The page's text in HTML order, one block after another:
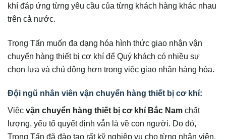
khí đáp ứng từng yêu cầu của từng khách hàng khác nhau
trên cả nước.
Trọng Tấn muốn đa dạng hóa hình thức giao nhận vận
chuyển hàng thiết bị cơ khí để Quý khách có nhiều sự
chọn lựa và chủ động hơn trong việc giao nhận hàng hóa.
Đội ngũ nhân viên vận chuyển hàng thiết bị cơ khí:
Việc vận chuyển hàng thiết bị cơ khí Bắc Nam chất
lượng, yếu tố quyết định vẫn là về con người. Do đó,
Trọng Tấn đã đào tạo rất kỹ nghiệp vụ cho từng nhân viên.